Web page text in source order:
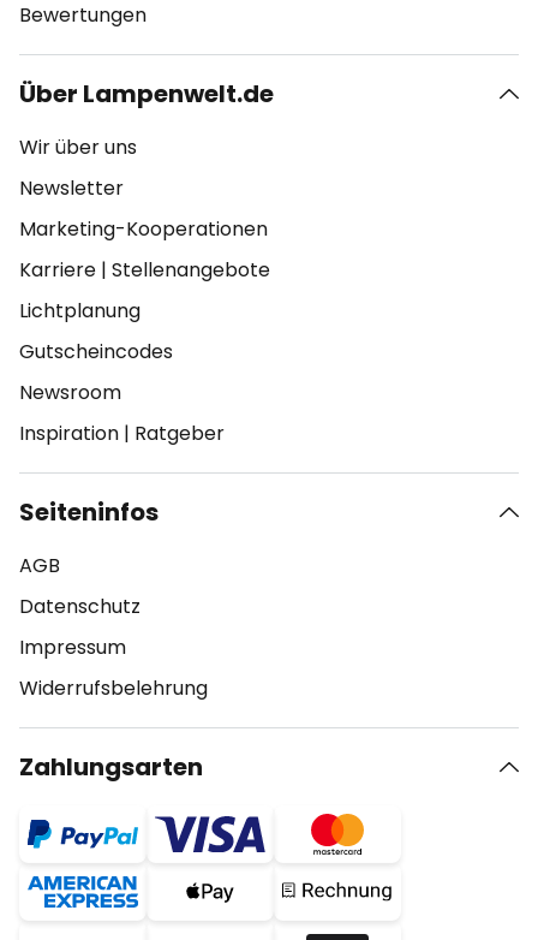
Bewertungen
Über Lampenwelt.de
Wir über uns
Newsletter
Marketing-Kooperationen
Karriere | Stellenangebote
Lichtplanung
Gutscheincodes
Newsroom
Inspiration | Ratgeber
Seiteninfos
AGB
Datenschutz
Impressum
Widerrufsbelehrung
Zahlungsarten